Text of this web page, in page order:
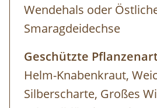
Wendehals oder
Smaragdeidechse
Geschützte
Helm-Knabenkraut,
Silberscharte, Großes